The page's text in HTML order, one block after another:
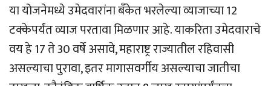
या योजनेमध्ये उमेदवारांना बँकेत भरलेल्या व्याजाच्या 12
टक्केपर्यंत व्याज परतावा मिळणार आहे. याकरिता उमेदवाराचे
वय हे 17 ते 30 वर्षे असावे, महाराष्ट्र राज्यातील रहिवासी
असल्याचा पुरावा, इतर मागासवर्गीय असल्याचा जातीचा